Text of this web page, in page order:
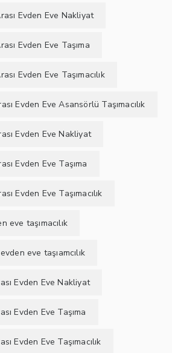
Evden Eve Nakliyat
Evden Eve Taşıma
Evden Eve Taşımacılık
Evden Eve Asansörlü Taşımacılık
Evden Eve Nakliyat
Evden Eve Taşıma
Evden Eve Taşımacılık
eve taşımacılık
eve taşıamcılık
Evden Eve Nakliyat
Evden Eve Taşıma
Evden Eve Taşımacılık